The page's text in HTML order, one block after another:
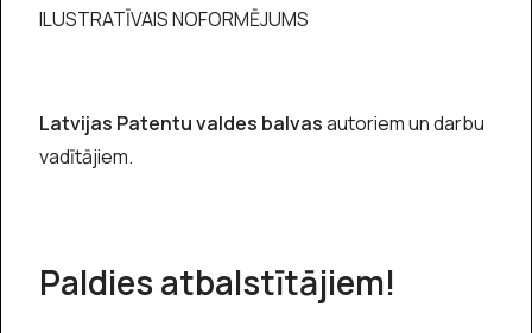
ILUSTRATĪVAIS NOFORMĒJUMS
Latvijas Patentu valdes balvasautoriem un darbu
vadītājiem.
Paldies atbalstītājiem!